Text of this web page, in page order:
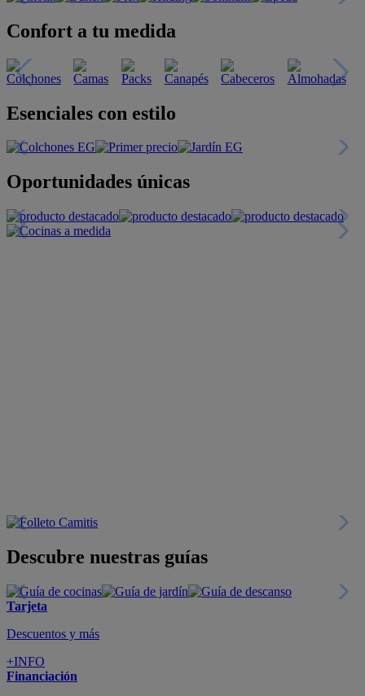
Confort a tu medida
Esenciales con estilo
Oportunidades únicas
Descubre nuestras guías
Tarjeta
Descuentos y más
+INFO
Financiación